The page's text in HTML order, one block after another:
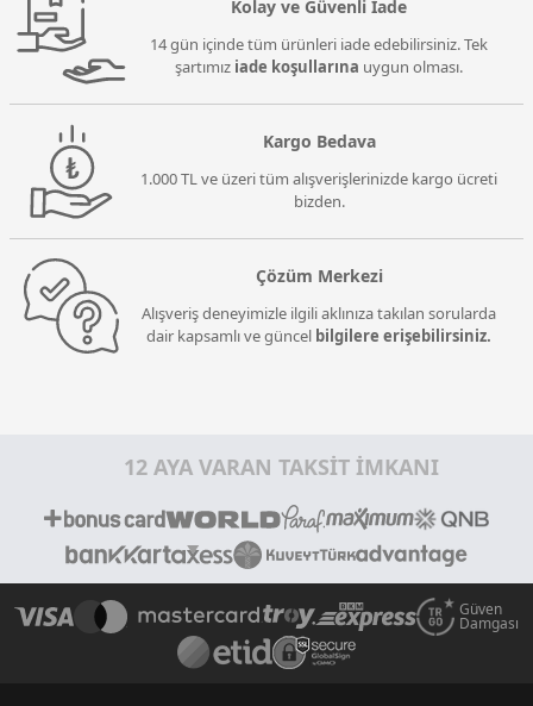
Kolay ve Güvenli İade
14 gün içinde tüm ürünleri iade edebilirsiniz. Tek
şartımız iade koşullarına uygun olması.
Kargo Bedava
1.000 TL ve üzeri tüm alışverişlerinizde kargo ücreti
bizden.
Çözüm Merkezi
Alışveriş deneyimizle ilgili aklınıza takılan sorularda
dair kapsamlı ve güncel bilgilere erişebilirsiniz.
12 AYA VARAN TAKSİT İMKANI
Güven
Damgası